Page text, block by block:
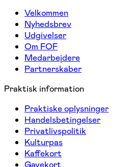
Velkommen
Nyhedsbrev
Udgivelser
Om FOF
Medarbejdere
Partnerskaber
Praktisk information
Praktiske oplysninger
Handelsbetingelser
Privatlivspolitik
Kulturpas
Kaffekort
Gavekort